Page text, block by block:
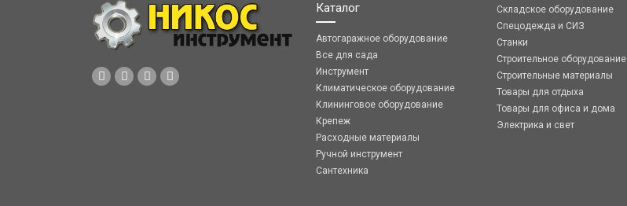
Каталог
Автогаражное оборудование
Все для сада
Инструмент
Климатическое оборудование
Клининговое оборудование
Крепеж
Расходные материалы
Ручной инструмент
Сантехника
Складское оборудование
Спецодежда и СИЗ
Станки
Строительное оборудование
Строительные материалы
Товары для отдыха
Товары для офиса и дома
Электрика и свет